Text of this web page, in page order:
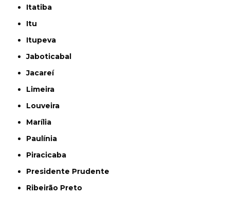
Itatiba
Itu
Itupeva
Jaboticabal
Jacareí
Limeira
Louveira
Marília
Paulínia
Piracicaba
Presidente Prudente
Ribeirão Preto